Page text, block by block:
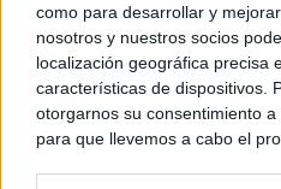
como para desarrollar y
nosotros y nuestros socios
localización geográfica precisa
características de dispositivos.
otorgarnos su consentimiento
para que llevemos a cabo el